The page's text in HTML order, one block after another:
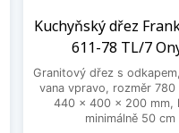
Kuchyňský dřez
611-78 TL/7
Granitový dřez s
vana vpravo, rozměr
440 x 400 x 200 mm,
minimálně 50 cm